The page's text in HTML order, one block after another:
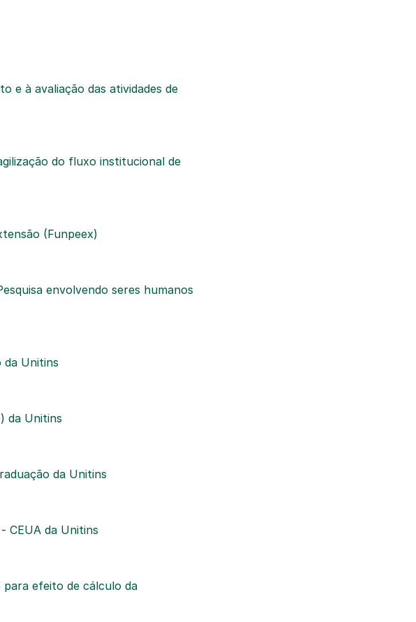
e à avaliação das atividades de
do fluxo institucional de
(Funpeex)
envolvendo seres humanos
da Unitins
da Unitins
da Unitins
CEUA da Unitins
para efeito de cálculo da